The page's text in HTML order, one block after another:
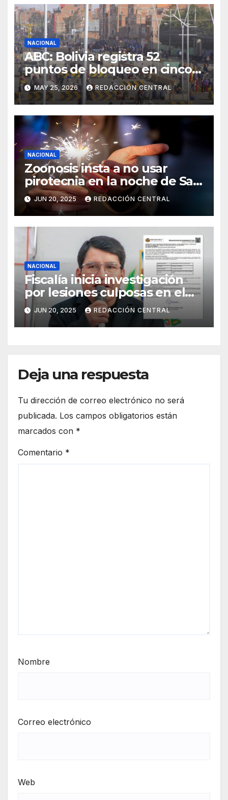
NACIONAL
ABC: Bolivia registra 52
puntos de bloqueo en cinco
departamentos
MAY 25, 2026 REDACCIÓN CENTRAL
NACIONAL
Zoonosis insta a no usar
pirotecnia en la noche de San
Juan
JUN 20, 2025 REDACCIÓN CENTRAL
NACIONAL
Fiscalía inicia investigación
por lesiones culposas en el
caso del gobernador
chuquisaqueño Damián
Condori
JUN 20, 2025 REDACCIÓN CENTRAL
Deja una respuesta
Tu dirección de correo electrónico no será
publicada. Los campos obligatorios están
marcados con *
Comentario *
Nombre
Correo electrónico
Web